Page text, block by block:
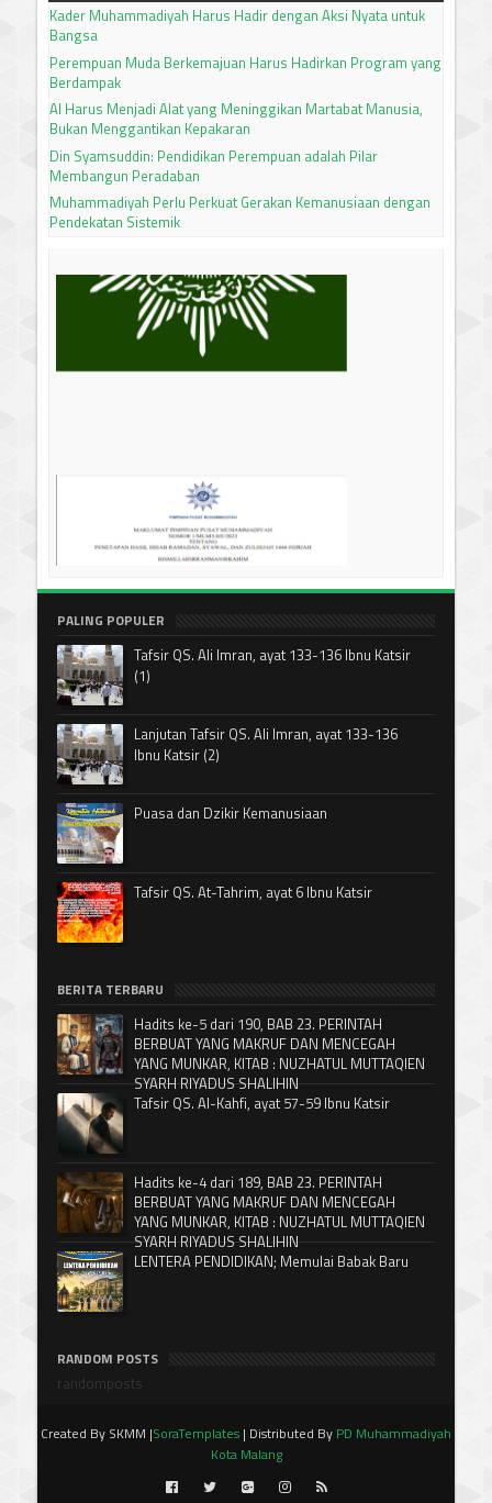
Kader Muhammadiyah Harus Hadir dengan Aksi Nyata untuk
Bangsa
Perempuan Muda Berkemajuan Harus Hadirkan Program yang
Berdampak
AI Harus Menjadi Alat yang Meninggikan Martabat Manusia,
Bukan Menggantikan Kepakaran
Din Syamsuddin: Pendidikan Perempuan adalah Pilar
Membangun Peradaban
Muhammadiyah Perlu Perkuat Gerakan Kemanusiaan dengan
Pendekatan Sistemik
PALING POPULER
Tafsir QS. Ali Imran, ayat 133-136 Ibnu Katsir
(1)
Lanjutan Tafsir QS. Ali Imran, ayat 133-136
Ibnu Katsir (2)
Puasa dan Dzikir Kemanusiaan
Tafsir QS. At-Tahrim, ayat 6 Ibnu Katsir
BERITA TERBARU
Hadits ke-5 dari 190, BAB 23. PERINTAH
BERBUAT YANG MAKRUF DAN MENCEGAH
YANG MUNKAR, KITAB : NUZHATUL MUTTAQIEN
SYARH RIYADUS SHALIHIN
Tafsir QS. Al-Kahfi, ayat 57-59 Ibnu Katsir
Hadits ke-4 dari 189, BAB 23. PERINTAH
BERBUAT YANG MAKRUF DAN MENCEGAH
YANG MUNKAR, KITAB : NUZHATUL MUTTAQIEN
SYARH RIYADUS SHALIHIN
LENTERA PENDIDIKAN; Memulai Babak Baru
RANDOM POSTS
randomposts
Created By SKMM |SoraTemplates | Distributed By PD Muhammadiyah
Kota Malang